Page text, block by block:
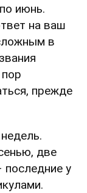
июнь.
на ваш
в
прежде
две
у